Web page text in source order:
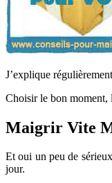
J’explique
Choisir le bon moment,
Maigrir Vite
Et oui un peu de
jour.